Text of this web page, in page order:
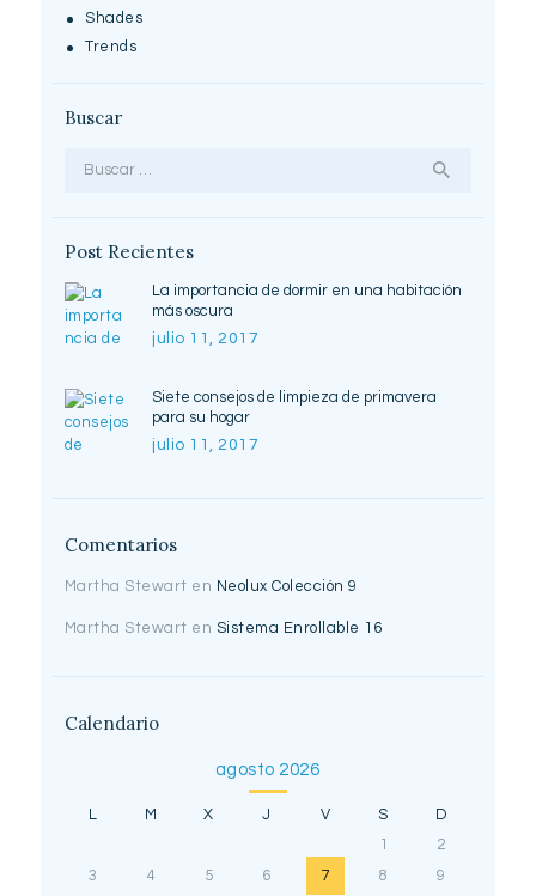
Shades
Trends
Buscar
Post Recientes
La importancia de dormir en una habitación
más oscura
julio 11, 2017
Siete consejos de limpieza de primavera
para su hogar
julio 11, 2017
Comentarios
Martha Stewart en Neolux Colección 9
Martha Stewart en Sistema Enrollable 16
Calendario
agosto 2026
L M X J V S
D
1
2
3
4 5 6 7 8
9